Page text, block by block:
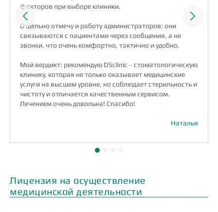
факторов при выборе клиники.
Отдельно отмечу и работу администраторов: они
связываются с пациентами через сообщения, а не
звонки, что очень комфортно, тактично и удобно.
Мой вердикт: рекомендую DSclinic ‒ стоматологическую
клинику, которая не только оказывает медицинские
услуги на высшем уровне, но соблюдает стерильность и
чистоту и отличается качественным сервисом.
Лечением очень довольна! Спасибо!
Наталья
Previous Next
Лицензия на осуществление
медицинской деятельности